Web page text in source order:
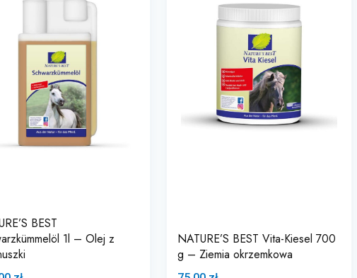
BEST
1l – Olej z
NATURE’S BEST Vita-Kiesel 700
g – Ziemia okrzemkowa